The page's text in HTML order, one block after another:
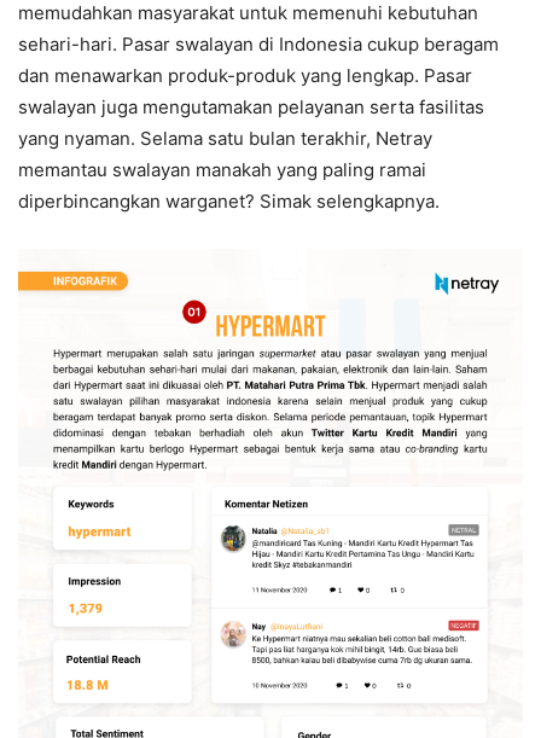
memudahkan masyarakat untuk memenuhi kebutuhan
sehari-hari. Pasar swalayan di Indonesia cukup beragam
dan menawarkan produk-produk yang lengkap. Pasar
swalayan juga mengutamakan pelayanan serta fasilitas
yang nyaman. Selama satu bulan terakhir, Netray
memantau swalayan manakah yang paling ramai
diperbincangkan warganet? Simak selengkapnya.